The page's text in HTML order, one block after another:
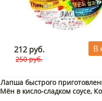
212 руб.
250 руб.
В
Лапша быстрого
Мён в кисло-сладком соусе,